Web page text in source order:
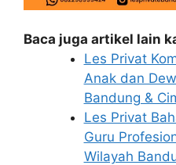
Baca juga artikel lain
Les Privat
Anak dan
Bandung &
Les Privat
Guru
Wilayah